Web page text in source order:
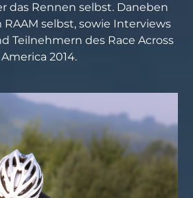
das Rennen selbst. Daneben
selbst, sowie Interviews
Teilnehmern des Race Across
America 2014.